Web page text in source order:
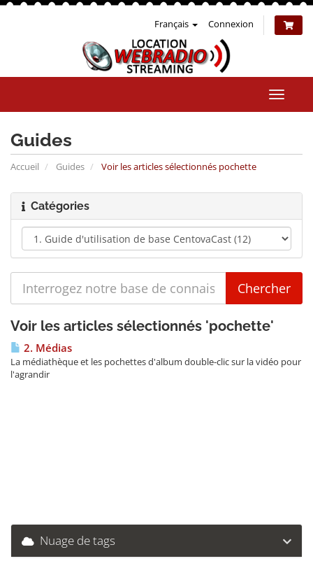
Français Connexion
la
Guides
Accueil Guides Voir les articles sélectionnés pochette
Catégories
Voir les articles sélectionnés 'pochette'
2. Médias
La médiathèque et les pochettes d'album double-clic sur la vidéo pour
l'agrandir
Nuage de tags